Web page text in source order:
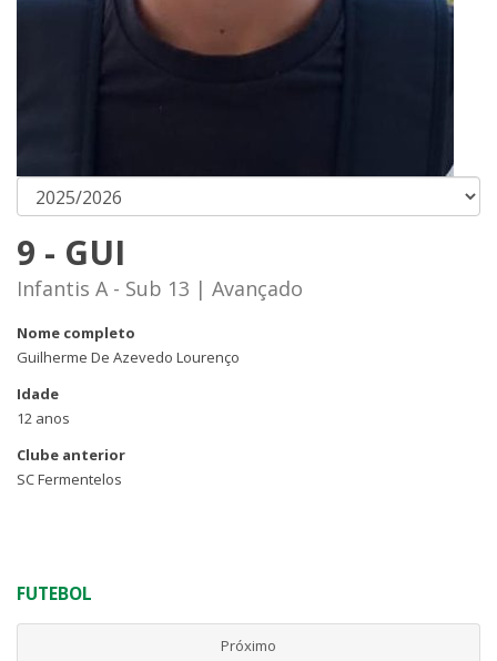
9 - GUI
Infantis A - Sub 13 | Avançado
Nome completo
Guilherme De Azevedo Lourenço
Idade
12 anos
Clube anterior
SC Fermentelos
FUTEBOL
Próximo